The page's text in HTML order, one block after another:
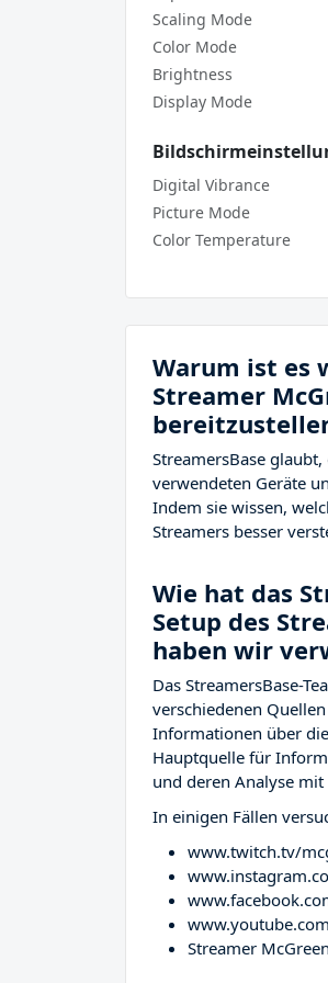
Scaling Mode
Color Mode
Brightness
Display Mode
Digital Vibrance
Picture Mode
Color Temperature
Warum ist es
Streamer
StreamersBase
verwendeten Geräte
Indem sie wissen,
Streamers besser
Wie hat das
Setup des
haben wir
Das StreamersBase-
verschiedenen
Informationen über
Hauptquelle für
und deren Analyse
In einigen Fällen
www.twitch.tv/
Streamer